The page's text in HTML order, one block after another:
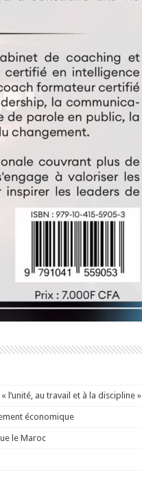
l’unité, au travail et à la discipline »
économique
le Maroc